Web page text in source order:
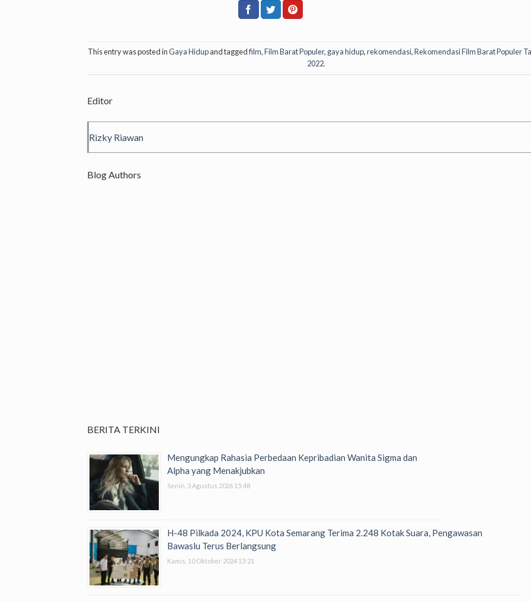
This entry was posted inGaya Hidupand taggedfilm,Film Barat Populer, gaya hidup,rekomendasi,Rekomendasi Film Barat Populer
2022.
Editor
Rizky Riawan
Blog Authors
BERITA TERKINI
Mengungkap Rahasia Perbedaan Kepribadian Wanita Sigma dan
Alpha yang Menakjubkan
Senin, 3 Agustus 2026 15:48
H-48 Pilkada 2024, KPU Kota Semarang Terima 2.248 Kotak Suara, Pengawasan
Bawaslu Terus Berlangsung
Kamis, 10 Oktober 2024 13:21